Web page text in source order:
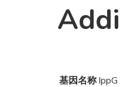
基因名称 lppG